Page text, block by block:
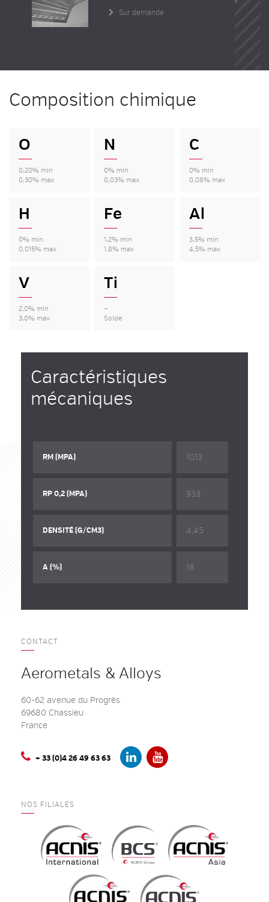
Sur demande
Composition chimique
O
0,20% min
0,30% max
N
0% min
0,03% max
C
0% min
0,08% max
H
0% min
0,015% max
Fe
1,2% min
1,8% max
Al
3,5% min
4,5% max
V
2,0% min
3,0% max
Ti
—
Solde
Caractéristiques
mécaniques
RM (MPA) 1013
RP 0,2 (MPA) 933
DENSITÉ (G/CM3) 4,45
A (%) 18
CONTACT
Aerometals & Alloys
60-62 avenue du Progrès
69680 Chassieu
France
+ 33 (0)4 26 49 63 63
NOS FILIALES